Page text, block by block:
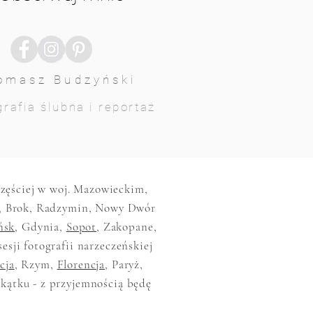
Budzyński
ślubna i reportaż
w woj. Mazowieckim,
Brok, Radzymin, Nowy Dwór
, Gdynia, Sopot, Zakopane,
fotografii narzeczeńskiej
, Rzym, Florencja, Paryż,
- z przyjemnością będę